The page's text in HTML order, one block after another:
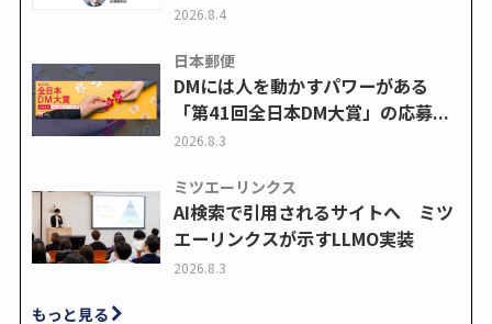
2026.8.4
日本郵便
DMには人を動かすパワーがある
「第41回全日本DM大賞」の応募...
2026.8.3
ミツエーリンクス
AI検索で引用されるサイトへ ミツ
エーリンクスが示すLLMO実装
2026.8.3
もっと見る